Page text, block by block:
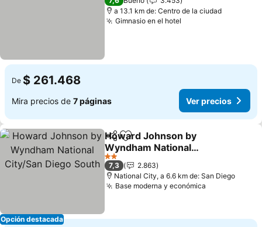
a 13.1 km de: Centro de la ciudad
Gimnasio en el hotel
De $ 261.468
Mira precios de 7 páginas Ver precios
Opción destacada
CompartirAgregar a favoritos
Howard Johnson by
Wyndham National
City/San Diego South
Ver precios
2 Estrellas
7,3
2.863
National City, a 6.6 km de: San Diego
Base moderna y económica